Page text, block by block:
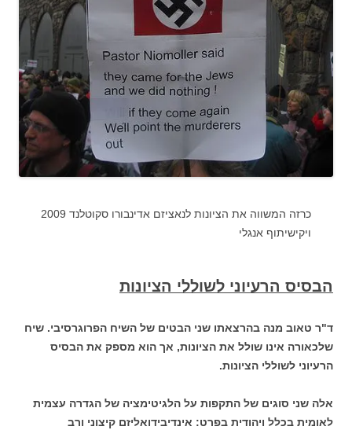
כרזה המשווה את הציונות לנאציזם אדינבורו סקוטלנד 2009
ויקישיתוף אנגלי
הבסיס הרעיוני לשוללי הציונות
ד"ר טאוב מנה בהרצאתו שני הבטים של השיח הפרוגרסיבי. שיח
שלכאורה אינו שולל את הציונות, אך הוא מספק את הבסיס
הרעיוני לשוללי הציונות.
אלה שני סוגים של התקפות על הלגיטימציה של הגדרה עצמית
לאומית בכלל ויהודית בפרט: אינדיבידואליזם קיצוני ורב